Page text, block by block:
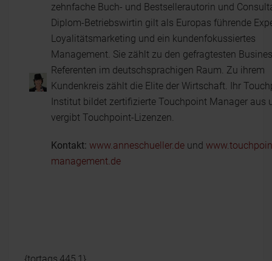
zehnfache Buch- und Bestsellerautorin und
Diplom-Betriebswirtin gilt als Europas führende
Loyalitätsmarketing und ein kundenfokussiertes
Management. Sie zählt zu den gefragtesten
Referenten im deutschsprachigen Raum. Zu ihrem
Kundenkreis zählt die Elite der Wirtschaft. Ihr
Institut bildet zertifizierte Touchpoint Manager aus
vergibt Touchpoint-Lizenzen.
Kontakt: www.anneschueller.de und
management.de
{tortags,445,1}